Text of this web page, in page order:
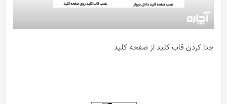
جدا کردن قاب کلید از صفحه کلید